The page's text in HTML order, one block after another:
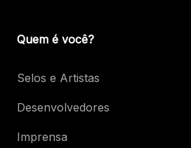
Quem é você?
Selos e Artistas
Desenvolvedores
Imprensa